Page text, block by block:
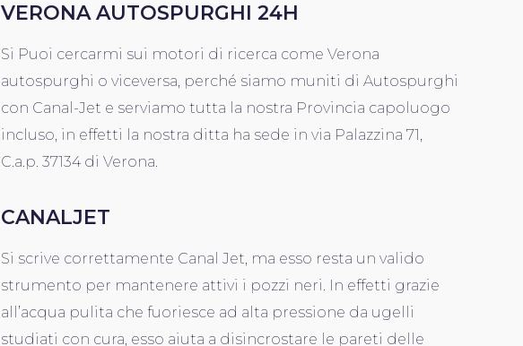
VERONA AUTOSPURGHI 24H
Si Puoi cercarmi sui motori di ricerca come Verona
autospurghi o viceversa, perché siamo muniti di Autospurghi
con Canal-Jet e serviamo tutta la nostra Provincia capoluogo
incluso, in effetti la nostra ditta ha sede in via Palazzina 71,
C.a.p. 37134 di Verona.
CANALJET
Si scrive correttamente Canal Jet, ma esso resta un valido
strumento per mantenere attivi i pozzi neri. In effetti grazie
all’acqua pulita che fuoriesce ad alta pressione da ugelli
studiati con cura, esso aiuta a disincrostare le pareti delle